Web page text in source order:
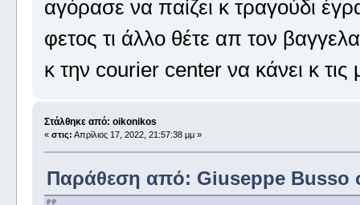
αγόρασε να παίζει κ τραγούδι
φετος τι άλλο θέτε απ τον
κ την courier center να κάνει κ τις
Στάλθηκε από: oikonikos
« στις: Απρίλιος 17, 2022, 21:57:38 μμ »
Παράθεση από: Giuseppe Busso